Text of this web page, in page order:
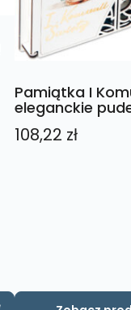
Pamiątka I
eleganckie
108,22 zł